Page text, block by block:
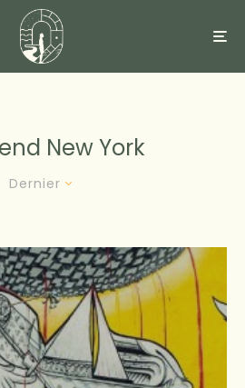
New York
Dernier